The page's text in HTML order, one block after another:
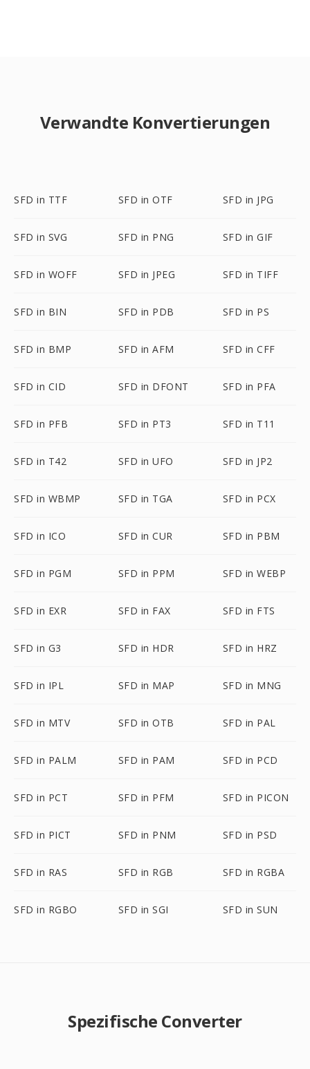
Verwandte Konvertierungen
SFD in TTF SFD in OTF SFD in JPG
SFD in SVG SFD in PNG SFD in GIF
SFD in WOFF SFD in JPEG SFD in TIFF
SFD in BIN SFD in PDB SFD in PS
SFD in BMP SFD in AFM SFD in CFF
SFD in CID SFD in DFONT SFD in PFA
SFD in PFB SFD in PT3 SFD in T11
SFD in T42 SFD in UFO SFD in JP2
SFD in WBMP SFD in TGA SFD in PCX
SFD in ICO SFD in CUR SFD in PBM
SFD in PGM SFD in PPM SFD in WEBP
SFD in EXR SFD in FAX SFD in FTS
SFD in G3 SFD in HDR SFD in HRZ
SFD in IPL SFD in MAP SFD in MNG
SFD in MTV SFD in OTB SFD in PAL
SFD in PALM SFD in PAM SFD in PCD
SFD in PCT SFD in PFM SFD in PICON
SFD in PICT SFD in PNM SFD in PSD
SFD in RAS SFD in RGB SFD in RGBA
SFD in RGBO SFD in SGI SFD in SUN
Spezifische Converter